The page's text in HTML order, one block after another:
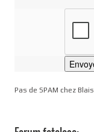
Pas de SPAM chez